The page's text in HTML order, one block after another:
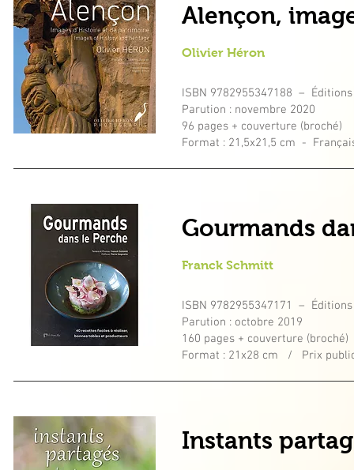
Alençon,
Olivier Héron
ISBN 9782955347188 –
Parution : novembre 2020
96 pages + couverture (broché)
Format : 21,5x21,5 cm -
Gourmands
Franck Schmitt
ISBN 9782955347171 –
Parution : octobre 2019
160 pages + couverture (broché)
Format : 21x28 cm / Prix
Instants